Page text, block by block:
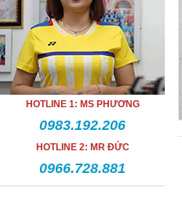
HOTLINE 1: MS PHƯƠNG
0983.192.206
HOTLINE 2: MR ĐỨC
0966.728.881